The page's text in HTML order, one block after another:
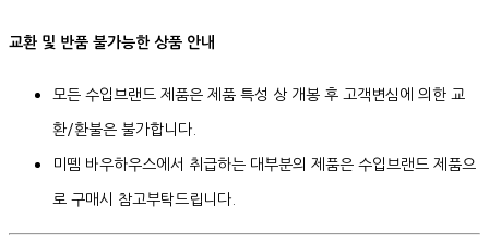
교환 및 반품 불가능한 상품 안내
모든 수입브랜드 제품은 제품 특성 상 개봉 후 고객변심에 의한 교
환/환불은 불가합니다.
미뗌 바우하우스에서 취급하는 대부분의 제품은 수입브랜드 제품으
로 구매시 참고부탁드립니다.